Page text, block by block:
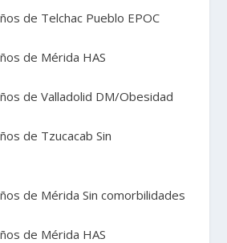
de Telchac Pueblo EPOC
de Mérida HAS
de Valladolid DM/Obesidad
de Tzucacab Sin
de Mérida Sin comorbilidades
de Mérida HAS